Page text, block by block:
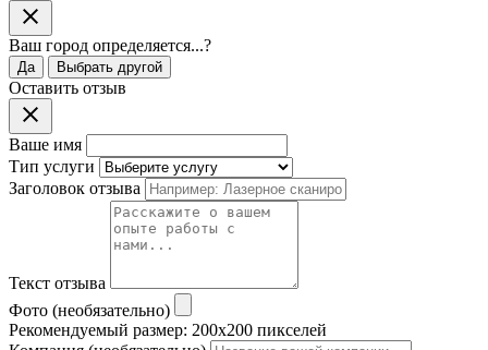
Ваш город определяется...?
Да Выбрать другой
Оставить отзыв
Ваше имя
Тип услуги
Заголовок отзыва
Текст отзыва
Фото (необязательно)
Рекомендуемый размер: 200x200 пикселей